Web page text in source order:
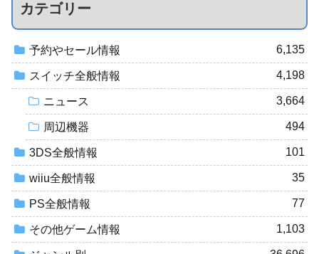
カテゴリー
予約やセール情報 6,135
スイッチ全般情報 4,198
ニュース 3,664
周辺機器 494
3DS全般情報 101
wiiu全般情報 35
PS全般情報 77
その他ゲーム情報 1,103